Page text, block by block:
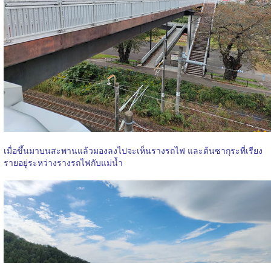
เมื่อขึ้นมาบนสะพานแล้วมองลงไปจะเห็นรางรถไฟ และต้นซากุระที่เรียง
รายอยู่ระหว่างรางรถไฟกับแม่น้ำ